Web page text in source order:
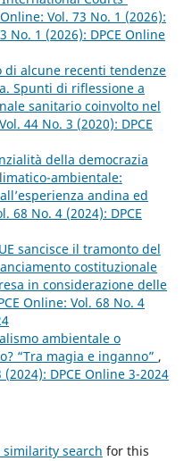
Online: Vol. 73 No. 1 (2026):
No. 1 (2026): DPCE Online
di alcune recenti tendenze
Spunti di riflessione a
sanitario coinvolto nel
44 No. 3 (2020): DPCE
della democrazia
ambientale:
andina ed
68 No. 4 (2024): DPCE
sancisce il tramonto del
costituzionale
in considerazione delle
Online: Vol. 68 No. 4
ambientale o
“Tra magia e inganno” ,
DPCE Online 3-2024
search for this